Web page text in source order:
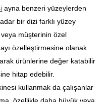
ayna benzeri yüzeylerden
bir dizi farklı yüzey
müşterinin özel
özelleştirmesine olanak
ürünlerine değer katabilir
hitap edebilir.
kullanmak da çalışanlar